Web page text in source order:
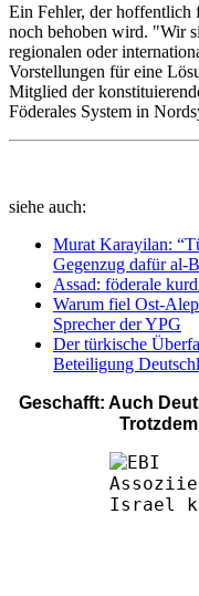
Ein Fehler, der hoffentlich
noch behoben wird. "Wir
regionalen oder
Vorstellungen für eine
Mitglied der
Föderales System in
siehe auch:
Murat Karayilan:
Gegenzug dafür al-
Assad: föderale
Warum fiel Ost-
Sprecher der YPG
Der türkische
Beteiligung
Geschafft: Auch